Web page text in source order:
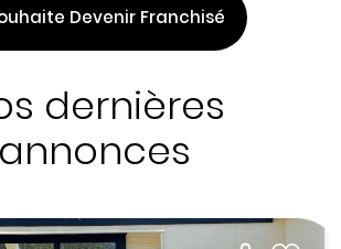
Devenir Franchisé
dernières
annonces